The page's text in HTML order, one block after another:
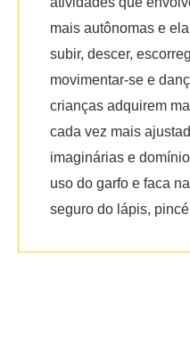
mais autônomas e
subir, descer,
movimentar-se e
crianças adquirem
cada vez mais
imaginárias e
uso do garfo e faca
seguro do lápis,